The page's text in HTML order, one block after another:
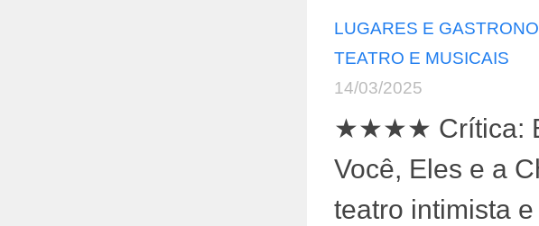
LUGARES E
TEATRO E MUSICAIS
14/03/2025
★★★★ Crítica:
Você, Eles e a
teatro intimista e